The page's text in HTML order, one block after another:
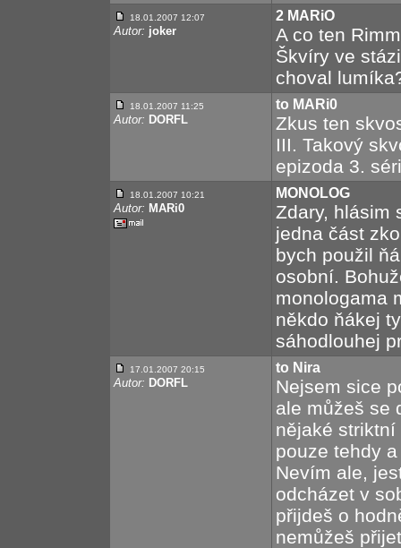
18.01.2007 12:07
Autor: joker
2 MARiO
A co ten
Škvíry ve
choval
18.01.2007 11:25
Autor: DORFL
to MARi0
Zkus ten
III. Takový
epizoda 3.
18.01.2007 10:21
Autor: MARi0
MONOLOG
Zdary, hlásim
jedna část
bych použil
osobní.
monologama
někdo ňákej
sáhodlouhej
17.01.2007 20:15
Autor: DORFL
to Nira
Nejsem sice
ale můžeš se
nějaké
pouze tehdy
Nevím ale,
odcházet v
přijdeš o
nemůžeš